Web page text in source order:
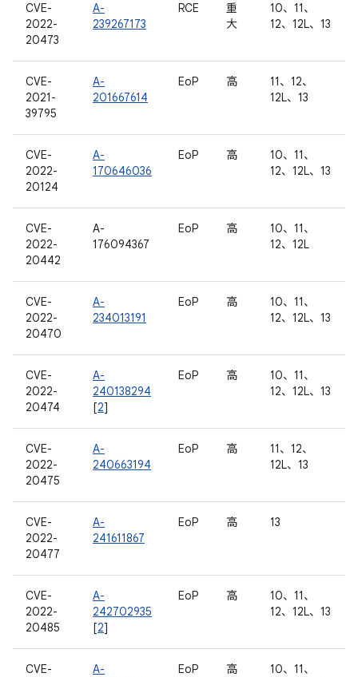
CVE-
2022-
20473
A-
239267173
RCE
重
大
10、11、
12、12L、13
CVE-
2021-
39795
A-
201667614
EoP 高
11、12、
12L、13
CVE-
2022-
20124
A-
170646036
EoP 高
10、11、
12、12L、13
CVE-
2022-
20442
A-
176094367
EoP 高
10、11、
12、12L
CVE-
2022-
20470
A-
234013191
EoP 高
10、11、
12、12L、13
CVE-
2022-
20474
A-
240138294
[2]
EoP 高
10、11、
12、12L、13
CVE-
2022-
20475
A-
240663194
EoP 高
11、12、
12L、13
CVE-
2022-
20477
A-
241611867
EoP 高 13
CVE-
2022-
20485
A-
242702935
[2]
EoP 高
10、11、
12、12L、13
CVE-
A-
EoP 高
10、11、